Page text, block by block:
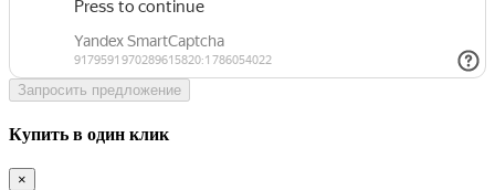
Запросить предложение
Купить в один клик
×